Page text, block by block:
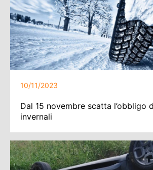
10/11/2023
Dal 15 novembre scatta l’obbligo
invernali